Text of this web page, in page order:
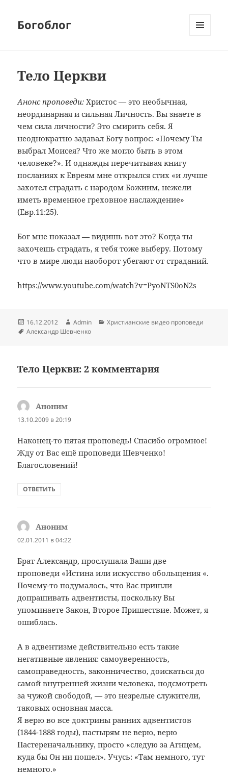
Богоблог
Тело Церкви
Анонс проповеди: Христос — это необычная,
неординарная и сильная Личность. Вы знаете в
чем сила личности? Это смирить себя. Я
неоднократно задавал Богу вопрос: «Почему Ты
выбрал Моисея? Что же могло быть в этом
человеке?». И однажды перечитывая книгу
посланиях к Евреям мне открылся стих «и лучше
захотел страдать с народом Божиим, нежели
иметь временное греховное наслаждение»
(Евр.11:25).
Бог мне показал — видишь вот это? Когда ты
захочешь страдать, я тебя тоже выберу. Потому
что в мире люди наоборот убегают от страданий.
https://www.youtube.com/watch?v=PyoNTS0oN2s
Опубликовано
16.12.2012 Автор
Admin Рубрики
Христианские видео проповеди
Метки
Александр Шевченко
Тело Церкви: 2 комментария
Аноним
13.10.2009 в 20:19
Наконец-то пятая проповедь! Спасибо огромное!
Жду от Вас ещё проповеди Шевченко!
Благословений!
ОТВЕТИТЬ
Аноним
02.01.2011 в 04:22
Брат Александр, прослушала Ваши две
проповеди «Истина или искусство обольщения «.
Почему-то подумалось, что Вас пришли
допрашивать адвентисты, поскольку Вы
упоминаете Закон, Второе Пришествие. Может, я
ошиблась.
А в адвентизме действительно есть такие
негативные явления: самоуверенность,
самоправедность, законничество, доискаться до
самой внутренней жизни человека, подсмотреть
за чужой свободой, — это незрелые служители,
таковых основная масса.
Я верю во все доктрины ранних адвентистов
(1844-1888 годы), пастырям не верю, верю
Пастереначальнику, просто «следую за Агнцем,
куда бы Он ни пошел». Учусь: «Там немного, тут
немного.»